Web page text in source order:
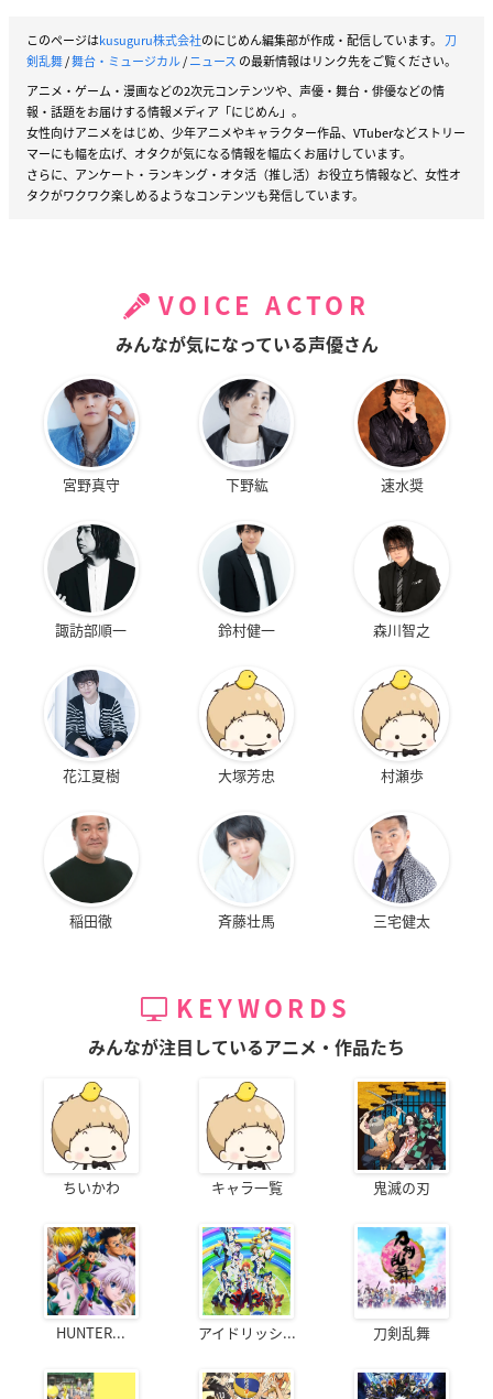
このページはkusuguru株式会社のにじめん編集部が作成・配信しています。 刀
剣乱舞/舞台・ミュージカル/ニュース の最新情報はリンク先をご覧ください。
アニメ・ゲーム・漫画などの2次元コンテンツや、声優・舞台・俳優などの情
報・話題をお届けする情報メディア「にじめん」。
女性向けアニメをはじめ、少年アニメやキャラクター作品、VTuberなどストリー
マーにも幅を広げ、オタクが気になる情報を幅広くお届けしています。
さらに、アンケート・ランキング・オタ活（推し活）お役立ち情報など、女性オ
タクがワクワク楽しめるようなコンテンツも発信しています。
VOICE ACTOR
みんなが気になっている声優さん
宮野真守 下野紘 速水奨
諏訪部順一 鈴村健一 森川智之
花江夏樹 大塚芳忠 村瀬歩
稲田徹 斉藤壮馬 三宅健太
KEYWORDS
みんなが注目しているアニメ・作品たち
ちいかわ キャラ一覧 鬼滅の刃
HUNTER... アイドリッシ... 刀剣乱舞